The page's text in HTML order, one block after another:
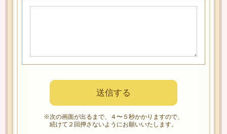
※次の画面が出るまで、４〜５秒かかりますので、
続けて２回押さないようにお願いいたします。